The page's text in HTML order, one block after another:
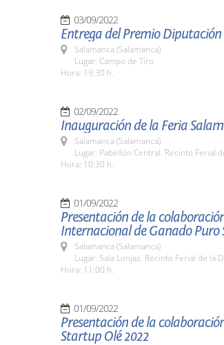
03/09/2022
Entrega del Premio
Salamanca (Salamanca)
Lugar: Campo de Tiro
Hora: 19:30 h.
02/09/2022
Inauguración de la Feria
Salamanca (Salamanca)
Lugar: Pabellón Central. Recinto Ferial
Hora: 10:30 h.
01/09/2022
Presentación de la
Internacional de Ganado Puro
Salamanca (Salamanca)
Lugar: Sala Lonjas. Recinto Ferial de la
Hora: 11:00 h.
01/09/2022
Presentación de la
Startup Olé 2022